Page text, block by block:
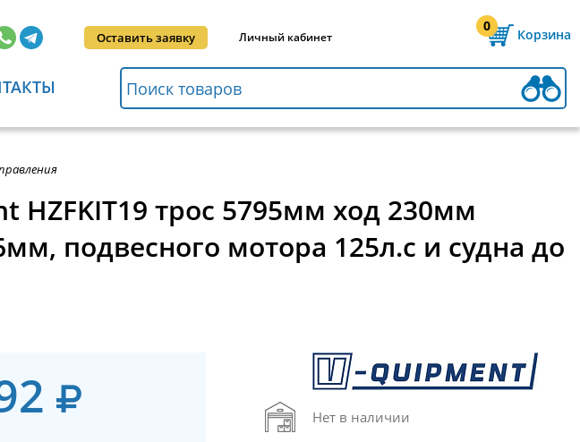
Оставить заявку Личный кабинет
0
Корзина
HZFKIT19 трос 5795мм ход 230мм
подвесного мотора 125л.с и судна до
Нет в наличии